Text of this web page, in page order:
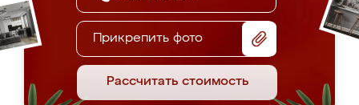
Прикрепить фото
Рассчитать стоимость